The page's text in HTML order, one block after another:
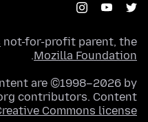
not-for-profit parent, the
Mozilla Foundation
.
are ©1998–2026 by
contributors. Content
Commons license